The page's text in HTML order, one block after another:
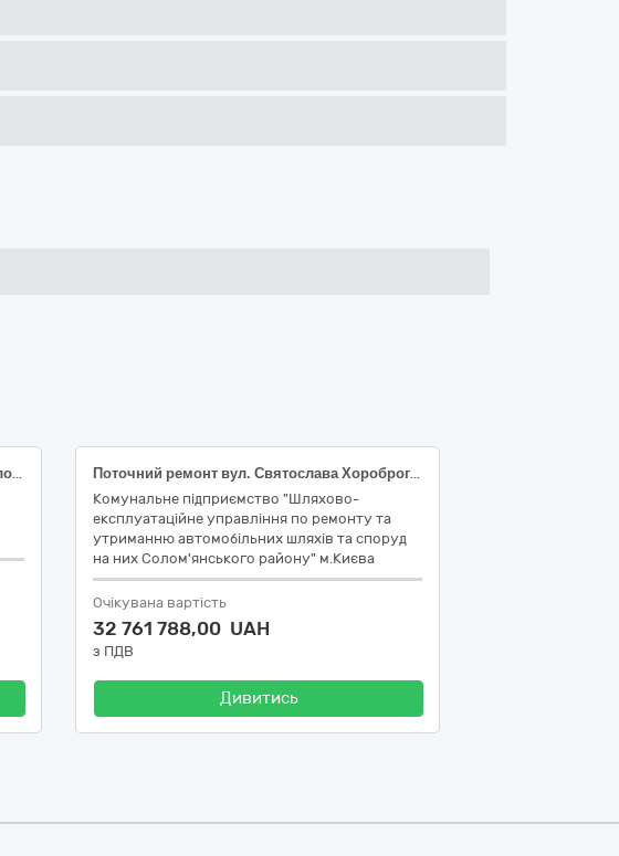
Поточний ремонт проїзду від вул. Промислова до буд.№12, 12а на вул. Калинова в м.Павлоград
Поточний ремонт вул. Святослава Хороброго (від площі Севастопольської до вул. Святослава Хороброго, 11Б) в Солом'янському районі м. Києва
Комунальне підприємство "Шляхово-
експлуатаційне управління по ремонту та
утриманню автомобільних шляхів та споруд
на них Солом'янського району" м.Києва
Очікувана вартість
32 761 788,00 UAH
з ПДВ
Дивитись